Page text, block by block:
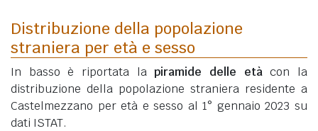
Distribuzione della popolazione
straniera per età e sesso
In basso è riportata lapiramide delle etàcon la
distribuzione della popolazione straniera residente a
Castelmezzano per età e sesso al 1° gennaio 2023 su
dati ISTAT.